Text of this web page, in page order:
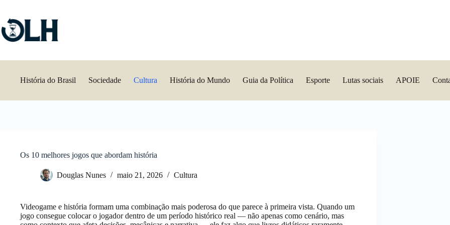
conteúdo
História do Brasil Sociedade Cultura História do Mundo Guia da Política Esporte Lutas sociais APOIE
Os 10 melhores jogos que abordam história
Douglas Nunes maio 21, 2026 Cultura
Videogame e história formam uma combinação mais poderosa do que parece à primeira vista. Quando um
jogo consegue colocar o jogador dentro de um período histórico real — não apenas como cenário, mas